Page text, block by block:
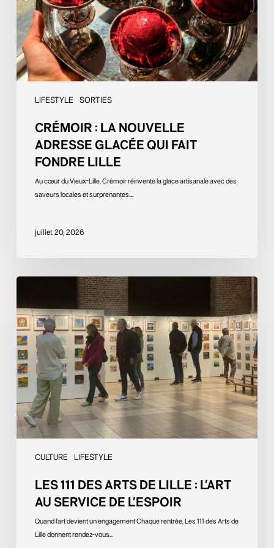
LIFESTYLE SORTIES
qui
fait
fondre
Lille
CRÉMOIR : LA NOUVELLE
ADRESSE GLACÉE QUI FAIT
FONDRE LILLE
Au cœur du Vieux-Lille, Crémoir réinvente la glace artisanale avec des
saveurs locales et surprenantes.…
juillet 20, 2026
CULTURE LIFESTYLE
des
arts
de
Lille
:
L’art
au
service
de
l’espoir
LES 111 DES ARTS DE LILLE : L’ART
AU SERVICE DE L’ESPOIR
Quand l'art devient un engagement Chaque rentrée, Les 111 des Arts de
Lille donnent rendez-vous…